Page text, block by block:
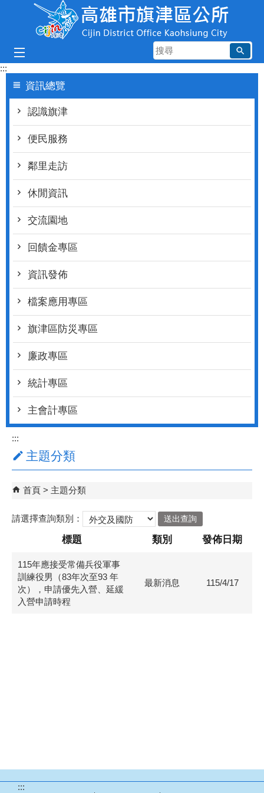
跳到主要內容區塊
搜
尋
:::
資訊總覽
認識旗津
便民服務
鄰里走訪
休閒資訊
交流園地
回饋金專區
資訊發佈
檔案應用專區
旗津區防災專區
廉政專區
統計專區
主會計專區
:::
主題分類
首頁 主題分類
請選擇查詢類別：
標題 類別 發佈日期
115年應接受常備兵役軍事
訓練役男（83年次至93 年
次），申請優先入營、延緩
入營申請時程
最新消息 115/4/17
:::